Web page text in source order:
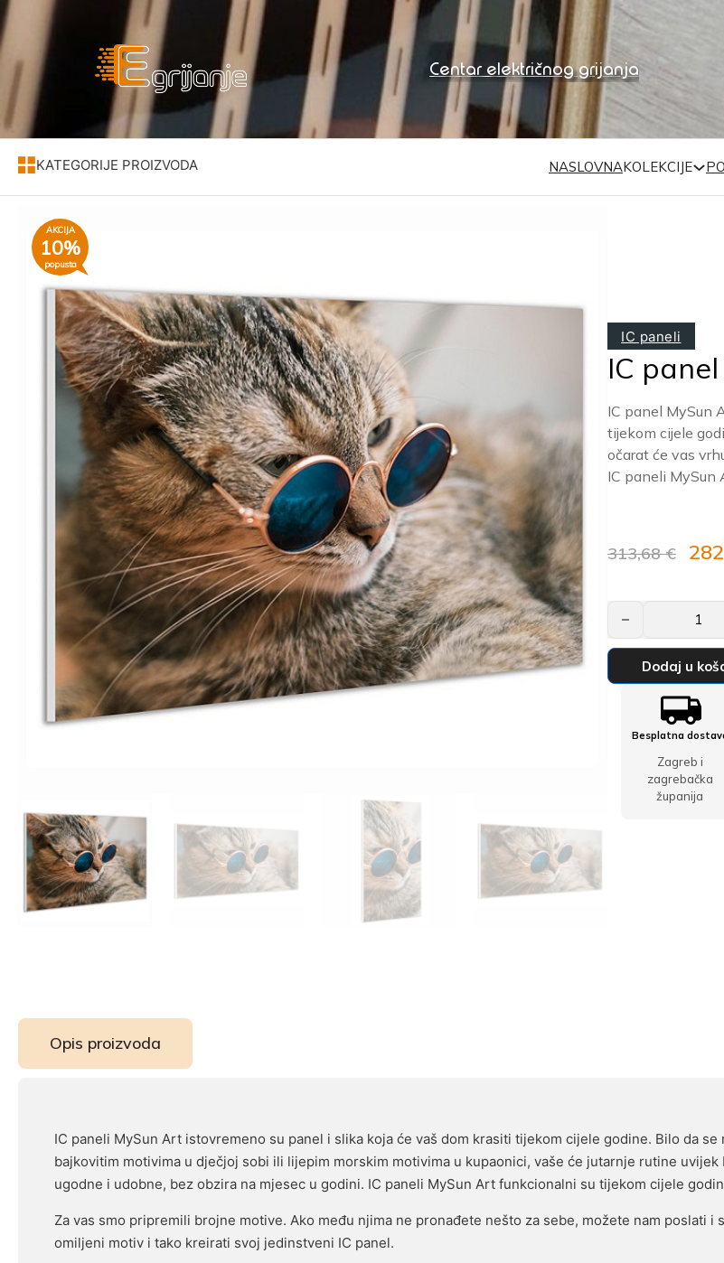
Centar električnog grijanja
KATEGORIJE PROIZVODA NASLOVNAKOLEKCIJE
AKCIJA
10%
popusta
IC paneli
IC
IC panel MySun
tijekom cijele
očarat će vas
IC paneli MySun
313,68€
IC panel MySun
Dodaj u
Besplatna
Zagreb i
zagrebačka
županija
Opis proizvoda
IC paneli MySun Art istovremeno su panel i slika koja će vaš dom krasiti tijekom cijele godine. Bilo da se
bajkovitim motivima u dječjoj sobi ili lijepim morskim motivima u kupaonici, vaše će jutarnje rutine uvijek
ugodne i udobne, bez obzira na mjesec u godini. IC paneli MySun Art funkcionalni su tijekom cijele
Za vas smo pripremili brojne motive. Ako među njima ne pronađete nešto za sebe, možete nam poslati i
omiljeni motiv i tako kreirati svoj jedinstveni IC panel.